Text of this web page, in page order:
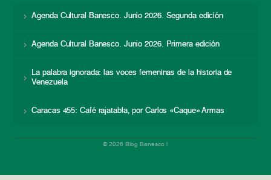
Agenda Cultural Banesco. Junio 2026. Segunda edición
Agenda Cultural Banesco. Junio 2026. Primera edición
La palabra ignorada: las voces femeninas de la historia de
Venezuela
Caracas 455: Café rajatabla, por Carlos «Caque» Armas
© 2026 Blog Banesco |